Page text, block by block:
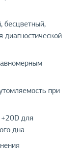
бесцветный,
при
для
дна.